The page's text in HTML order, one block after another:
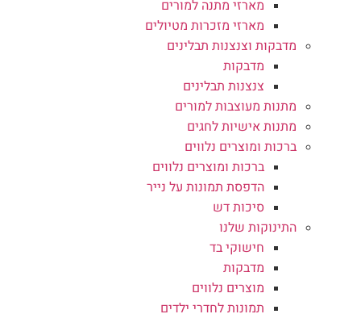
מארזי מתנה למורים
מארזי מזכרות מטיולים
מדבקות וצנצנות תבלינים
מדבקות
צנצנות תבלינים
מתנות מעוצבות למורים
מתנות אישיות לחגים
ברכות ומוצרים נלווים
ברכות ומוצרים נלווים
הדפסת תמונות על נייר
סיכות דש
התינוקות שלנו
חישוקי בד
מדבקות
מוצרים נלווים
תמונות לחדרי ילדים